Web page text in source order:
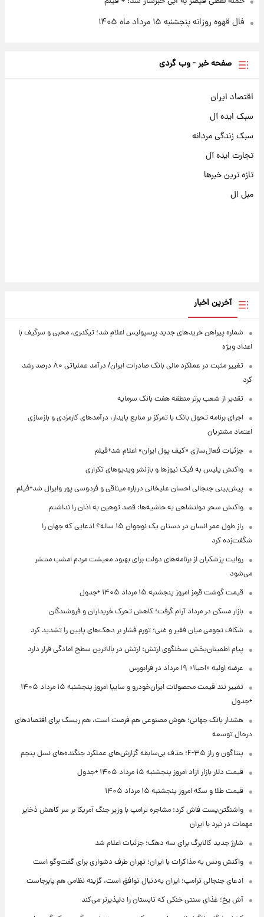
فال قهوه روزانه پنجشنبه ۱۵ مرداد ماه ۱۴۰۵
صفحه خبر - وب گردی
اقتصاد ایران
سبک ایده آل
سبک زندگی مردانه
تجارت ایده آل
تازه ترین خبرها
مبل ال
آخرین اخبار
شماره پیراهن خریدهای جدید پرسپولیس اعلام شد؛ تیکدری، محبی و سرگیف با
اعداد ویژه
تغییر مثبت در عملکرد مالی بانک صادرات ایران/ درآمد عملیاتی ۸۰ درصد رشد
کرد
تقدیر از شعب برتر منطقه هفت بانک سرمایه
اجرای برنامه تحول بانک با تمرکز بر منابع پایدار، درآمدهای کارمزدی و بازسازی
اعتماد مشتریان
جزئیات فعال‌سازی «کیف پول ایران» اعلام شد+فیلم
واکنش پلیس به فیک نیوزها و بازنشر ویدیوهای تکراری
پیش‌بینی جنجالی احسان علیخانی درباره میثاقی و فردوسی پور وایرال شد+فیلم
واکنش سحر دولتشاهی به حاشیه‌ها: قصد توهین به اذان را نداشتم
راز طول عمر انسان در دستان یک نوجوان ۱۵ ساله؟ ادعایی که جهان را
شگفت‌زده کرد
روایت پزشکیان از برنامه‌های دولت برای بهبود معیشت مردم امشب منتشر
می‌شود
قیمت گوشت قرمز امروز پنجشنبه ۱۵ مرداد ۱۴۰۵ +جدول
بازار مسکن در مرداد آرام گرفت؛ کاهش تحرک خریداران و فروشندگان
شکاف نجومی میان فقیر و غنی؛ تورم فشار بر دهک‌های پایین را تشدید کرد
پیام اطمینان‌بخش سخنگوی ارتش: ارتش در بالاترین سطح آمادگی قرار دارد
عرضه اولیه «احیا۱» ۱۹ مرداد در فرابورس
تغییر تند قیمت محصولات ایران‌خودرو و سایپا امروز پنجشنبه ۱۵ مرداد ۱۴۰۵
+جدول
هشدار بانک جهانی؛ هوش مصنوعی هم فرصت است، هم ریسک برای اقتصادهای
درحال توسعه
پنتاگون و راز F-۳۵؛ حذف بی‌سابقه گزارش‌های عملکرد جنگنده‌های نسل پنجم
قیمت دلار بازار آزاد امروز پنجشنبه ۱۵ مرداد ۱۴۰۵ +جدول
قیمت طلا و سکه امروز پنجشنبه ۱۵ مرداد ۱۴۰۵
واشنگتن‌پست فاش کرد: مشاجره ترامپ با وزیر جنگ آمریکا بر سر کاهش ذخایر
مهمات در نبرد با ایران
شارژ جدید کالابرگ برای سه دهک؛ جزئیات اعلام شد
واکنش ونس به مذاکرات با ایران؛ تهران طرف دشواری برای گفت‌وگو است
ادعای جنجالی ترامپ؛ ایران به‌دنبال توافق است، گزینه نظامی هم پابرجاست
آش یخ؛ غذای سنتی خنکی که تابستان را دلپذیرتر می‌کند